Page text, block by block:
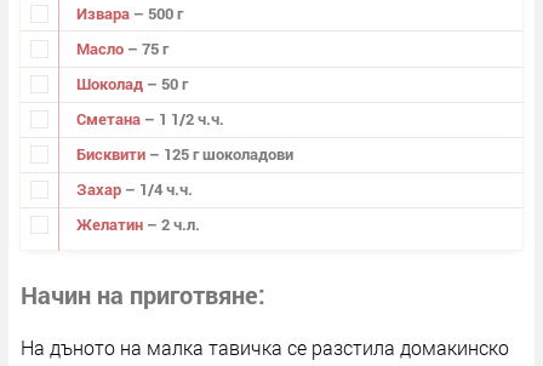
Извара – 500 г
Масло – 75 г
Шоколад – 50 г
Сметана – 1 1/2 ч.ч.
Бисквити – 125 г шоколадови
Захар – 1/4 ч.ч.
Желатин – 2 ч.л.
Начин на приготвяне
На дъното на малка тавичка се разстила домакинско